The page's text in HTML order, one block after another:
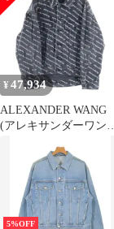
¥ 47,934
ALEXANDER WANG
(アレキサンダーワン)
DENIM JACKET オール
オーバーロゴ総柄デニ
ムトラッカージャケッ
ト グレー
5%OFF